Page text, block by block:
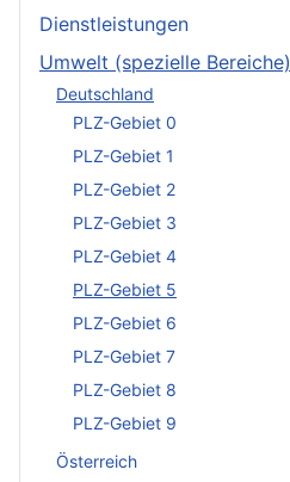
Dienstleistungen
Umwelt (spezielle Bereiche)
Deutschland
PLZ-Gebiet 0
PLZ-Gebiet 1
PLZ-Gebiet 2
PLZ-Gebiet 3
PLZ-Gebiet 4
PLZ-Gebiet 5
PLZ-Gebiet 6
PLZ-Gebiet 7
PLZ-Gebiet 8
PLZ-Gebiet 9
Österreich